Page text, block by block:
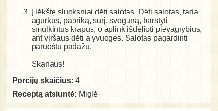
Į lėkštę sluoksniai dėti salotas. Dėti salotas, tada
agurkus, papriką, sūrį, svogūną, barstyti
smulkintus krapus, o aplink išdėlioti pievagrybius,
ant viršaus dėti alyvuoges. Salotas pagardinti
paruoštu padažu.
Skanaus!
Porcijų skaičius: 4
Receptą atsiuntė: Miglė